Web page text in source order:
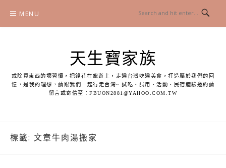
content
MENU
天生寶家族
戒除買東西的壞習慣，把錢花在旅遊上，走遍台灣吃遍美食，打造屬於我們的回
憶，是我的理想，請跟我們一起行走台灣~ 試吃、試用、活動、民宿體驗邀約請
留言或寄信至：FBUON2881@YAHOO.COM.TW
標籤: 文章牛肉湯搬家